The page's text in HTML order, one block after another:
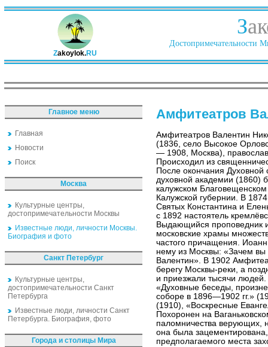
Zakoylok.RU
З
Достопримечательности
Главное меню
Главная
Новости
Поиск
Москва
Культурные центры,
достопримечательности Москвы
Известные люди, личности Москвы.
Биография и фото
Санкт Петербург
Культурные центры,
достопримечательности Санкт
Петербурга
Известные люди, личности Санкт
Петербурга. Биография, фото
Города и столицы Мира
Амфитеатров
Амфитеатров Валентин
(1836, село Высокое
— 1908, Москва),
Происходил из
После окончания
духовной академии (1860)
калужском
Калужской губернии. В
Святых Константина и
с 1892 настоятель
Выдающийся проповедник
московские храмы
частого причащения.
нему из Москвы: «Зачем вы
Валентин». В 1902
берегу Москвы-реки, а
и приезжали тысячи
«Духовные беседы,
соборе в 1896—1902 гг.»
(1910), «Воскресные
Похоронен на
паломничества верующих,
она была
предполагаемого места